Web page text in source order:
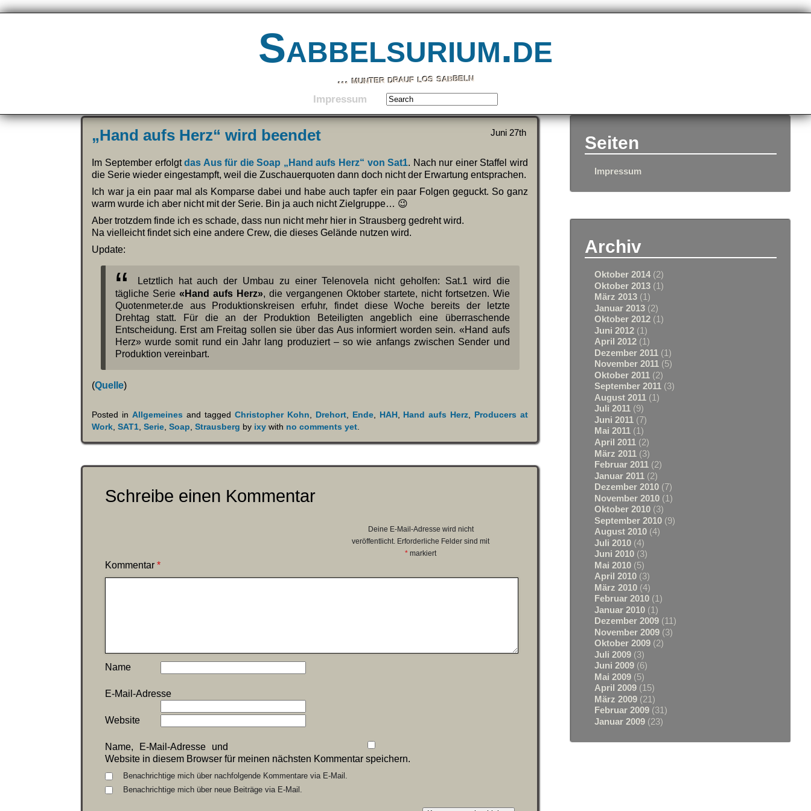
Sabbelsurium.de
… munter drauf los sabbeln
Impressum
Juni 27th
„Hand aufs Herz“ wird beendet
Im September erfolgtdas Aus für die Soap „Hand aufs Herz“ von Sat1. Nach nur einer Staffel wird
die Serie wieder eingestampft, weil die Zuschauerquoten dann doch nicht der Erwartung entsprachen.
Ich war ja ein paar mal als Komparse dabei und habe auch tapfer ein paar Folgen geguckt. So ganz
warm wurde ich aber nicht mit der Serie. Bin ja auch nicht Zielgruppe… 😉
Aber trotzdem finde ich es schade, dass nun nicht mehr hier in Strausberg gedreht wird.
Na vielleicht findet sich eine andere Crew, die dieses Gelände nutzen wird.
Update:
Letztlich hat auch der Umbau zu einer Telenovela nicht geholfen: Sat.1 wird die
tägliche Serie «Hand aufs Herz», die vergangenen Oktober startete, nicht fortsetzen. Wie
Quotenmeter.de aus Produktionskreisen erfuhr, findet diese Woche bereits der letzte
Drehtag statt. Für die an der Produktion Beteiligten angeblich eine überraschende
Entscheidung. Erst am Freitag sollen sie über das Aus informiert worden sein. «Hand aufs
Herz» wurde somit rund ein Jahr lang produziert – so wie anfangs zwischen Sender und
Produktion vereinbart.
(Quelle)
Posted inAllgemeines and tagged Christopher Kohn, Drehort, Ende, HAH, Hand aufs Herz, Producers at
Work,SAT1,Serie,Soap,Strausberg by ixy with no comments yet.
Schreibe einen Kommentar
Deine E-Mail-Adresse wird nicht
veröffentlicht. Erforderliche Felder sind mit
* markiert
Kommentar*
Name
E-Mail-Adresse
Website
Name, E-Mail-Adresse und
Website in diesem Browser für meinen nächsten Kommentar speichern.
Benachrichtige mich über nachfolgende Kommentare via E-Mail.
Benachrichtige mich über neue Beiträge via E-Mail.
Seiten
Impressum
Archiv
Oktober 2014 (2)
Oktober 2013 (1)
März 2013 (1)
Januar 2013 (2)
Oktober 2012 (1)
Juni 2012 (1)
April 2012 (1)
Dezember 2011 (1)
November 2011 (5)
Oktober 2011 (2)
September 2011 (3)
August 2011 (1)
Juli 2011 (9)
Juni 2011 (7)
Mai 2011 (1)
April 2011 (2)
März 2011 (3)
Februar 2011 (2)
Januar 2011 (2)
Dezember 2010 (7)
November 2010 (1)
Oktober 2010 (3)
September 2010 (9)
August 2010 (4)
Juli 2010 (4)
Juni 2010 (3)
Mai 2010 (5)
April 2010 (3)
März 2010 (4)
Februar 2010 (1)
Januar 2010 (1)
Dezember 2009 (11)
November 2009 (3)
Oktober 2009 (2)
Juli 2009 (3)
Juni 2009 (6)
Mai 2009 (5)
April 2009 (15)
März 2009 (21)
Februar 2009 (31)
Januar 2009 (23)